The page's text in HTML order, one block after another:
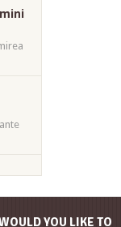
YOU LIKE TO